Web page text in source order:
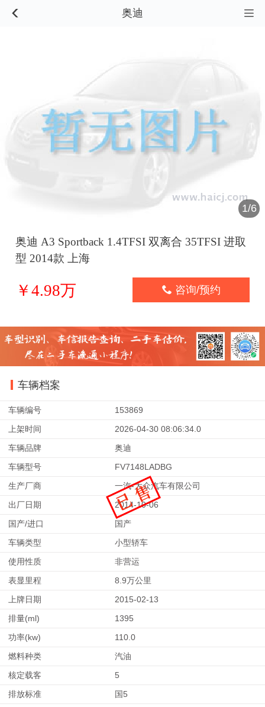
 奥迪 
1/6
奥迪 A3 Sportback 1.4TFSI 双离合 35TFSI 进取
型 2014款 上海
￥4.98万  咨询/预约
车辆档案
车辆编号
153869
上架时间
2026-04-30 08:06:34.0
车辆品牌
奥迪
车辆型号
FV7148LADBG
生产厂商
一汽-大众汽车有限公司
出厂日期
2014-10-06
国产/进口
国产
车辆类型
小型轿车
使用性质
非营运
表显里程
8.9万公里
上牌日期
2015-02-13
排量(ml)
1395
功率(kw)
110.0
燃料种类
汽油
核定载客
5
排放标准
国5